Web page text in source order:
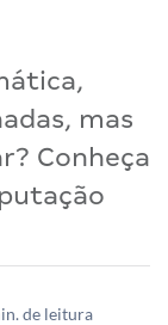
mas
Conheça
de leitura